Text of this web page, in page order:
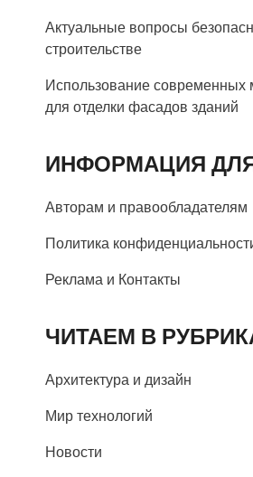
Актуальные вопросы
строительстве
Использование современных
для отделки фасадов зданий
ИНФОРМАЦИЯ
Авторам и правообладателям
Политика
Реклама и Контакты
ЧИТАЕМ В
Архитектура и дизайн
Мир технологий
Новости